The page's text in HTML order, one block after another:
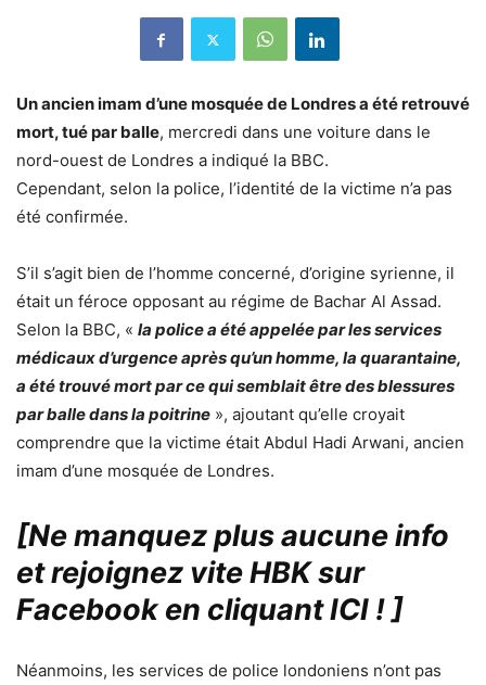
Un ancien imam d’une mosquée de Londres a été retrouvé
mort, tué par balle, mercredi dans une voiture dans le
nord-ouest de Londres a indiqué la BBC.
Cependant, selon la police, l’identité de la victime n’a pas
été confirmée.
S’il s’agit bien de l’homme concerné, d’origine syrienne, il
était un féroce opposant au régime de Bachar Al Assad.
Selon la BBC, « la police a été appelée par les services
médicaux d’urgence après qu’un homme, la quarantaine,
a été trouvé mort par ce qui semblait être des blessures
par balle dans la poitrine », ajoutant qu’elle croyait
comprendre que la victime était Abdul Hadi Arwani, ancien
imam d’une mosquée de Londres.
[Ne manquez plus aucune info
et rejoignez vite HBK sur
Facebook en cliquant ICI !]
Néanmoins, les services de police londoniens n’ont pas